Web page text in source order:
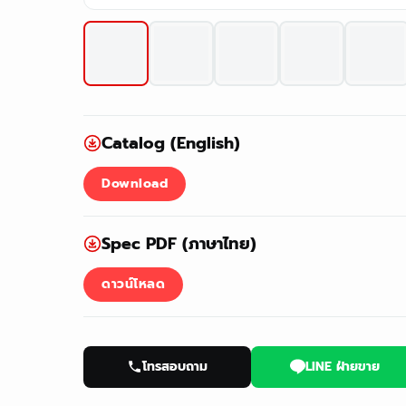
Catalog (English)
Download
Spec PDF (ภาษาไทย)
ดาวน์โหลด
โทรสอบถาม LINE ฝ่ายขาย